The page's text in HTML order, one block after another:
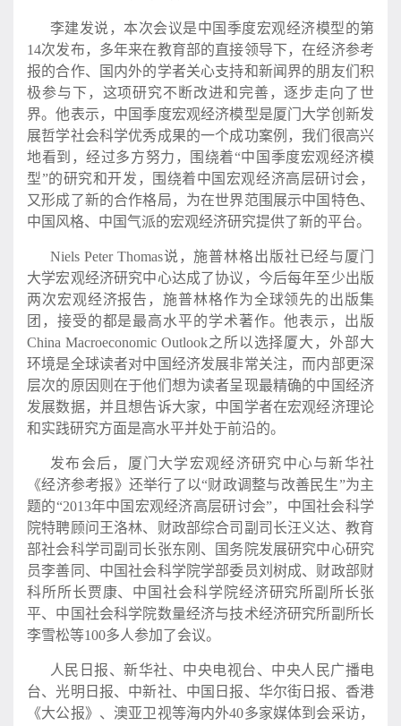
李建发说，本次会议是中国季度宏观经济模型的第
14次发布，多年来在教育部的直接领导下，在经济参考
报的合作、国内外的学者关心支持和新闻界的朋友们积
极参与下，这项研究不断改进和完善，逐步走向了世
界。他表示，中国季度宏观经济模型是厦门大学创新发
展哲学社会科学优秀成果的一个成功案例，我们很高兴
地看到，经过多方努力，围绕着“中国季度宏观经济模
型”的研究和开发，围绕着中国宏观经济高层研讨会，
又形成了新的合作格局，为在世界范围展示中国特色、
中国风格、中国气派的宏观经济研究提供了新的平台。
Niels Peter Thomas说，施普林格出版社已经与厦门
大学宏观经济研究中心达成了协议，今后每年至少出版
两次宏观经济报告，施普林格作为全球领先的出版集
团，接受的都是最高水平的学术著作。他表示，出版
China Macroeconomic Outlook之所以选择厦大，外部大
环境是全球读者对中国经济发展非常关注，而内部更深
层次的原因则在于他们想为读者呈现最精确的中国经济
发展数据，并且想告诉大家，中国学者在宏观经济理论
和实践研究方面是高水平并处于前沿的。
发布会后，厦门大学宏观经济研究中心与新华社
《经济参考报》还举行了以“财政调整与改善民生”为主
题的“2013年中国宏观经济高层研讨会”，中国社会科学
院特聘顾问王洛林、财政部综合司副司长汪义达、教育
部社会科学司副司长张东刚、国务院发展研究中心研究
员李善同、中国社会科学院学部委员刘树成、财政部财
科所所长贾康、中国社会科学院经济研究所副所长张
平、中国社会科学院数量经济与技术经济研究所副所长
李雪松等100多人参加了会议。
人民日报、新华社、中央电视台、中央人民广播电
台、光明日报、中新社、中国日报、华尔街日报、香港
《大公报》、澳亚卫视等海内外40多家媒体到会采访，